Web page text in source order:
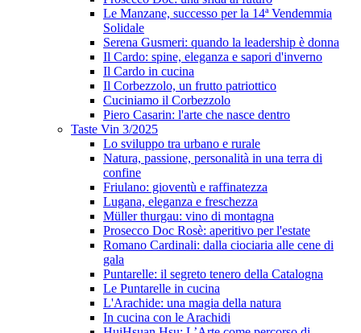
Le Manzane, successo per la 14ª Vendemmia
Solidale
Serena Gusmeri: quando la leadership è donna
Il Cardo: spine, eleganza e sapori d'inverno
Il Cardo in cucina
Il Corbezzolo, un frutto patriottico
Cuciniamo il Corbezzolo
Piero Casarin: l'arte che nasce dentro
Taste Vin 3/2025
Lo sviluppo tra urbano e rurale
Natura, passione, personalità in una terra di
confine
Friulano: gioventù e raffinatezza
Lugana, eleganza e freschezza
Müller thurgau: vino di montagna
Prosecco Doc Rosè: aperitivo per l'estate
Romano Cardinali: dalla ciociaria alle cene di
gala
Puntarelle: il segreto tenero della Catalogna
Le Puntarelle in cucina
L'Arachide: una magia della natura
In cucina con le Arachidi